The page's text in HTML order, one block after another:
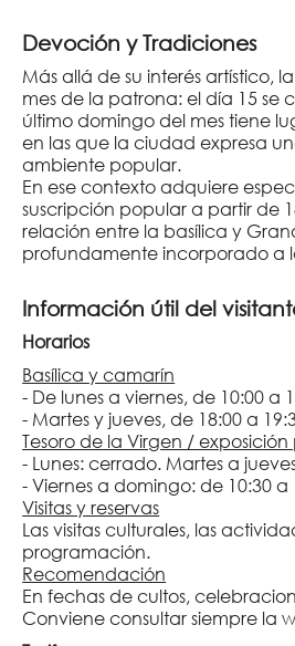
Devoción y Tradiciones
Más allá de su interés artístico,
mes de la patrona: el día 15 se
último domingo del mes tiene
en las que la ciudad expresa
ambiente popular.
En ese contexto adquiere
suscripción popular a partir de
relación entre la basílica y
profundamente incorporado a
Información útil del
Horarios
Basílica y camarín
- De lunes a viernes, de 10:00 a
- Martes y jueves, de 18:00 a
Tesoro de la Virgen /
- Lunes: cerrado. Martes a
- Viernes a domingo: de 10:30 a
Visitas y reservas
Las visitas culturales, las
programación.
Recomendación
En fechas de cultos,
Conviene consultar siempre la